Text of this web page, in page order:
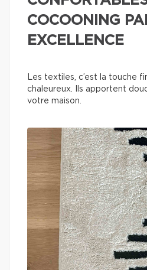
COCOONING
EXCELLENCE
Les textiles, c’est la touche
chaleureux. Ils apportent
votre maison.